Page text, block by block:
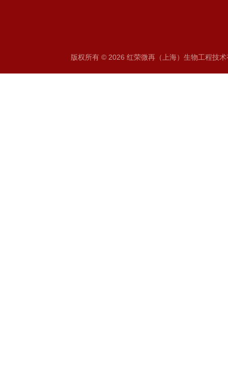
版权所有 © 2026 红荣微再（上海）生物工程技